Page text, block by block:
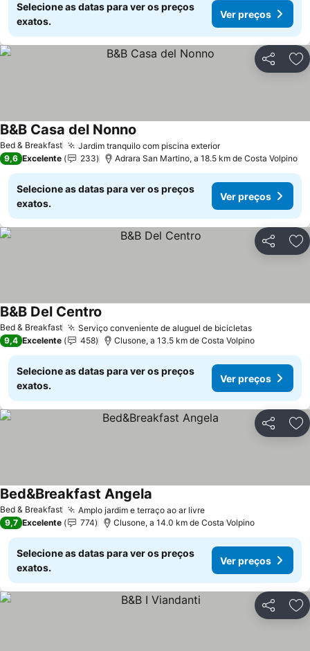
Selecione as datas para ver os preços
exatos.
Ver preços
Partilhar
Bed & Breakfast Jardim tranquilo com piscina exterior
B&B Casa del Nonno
9,6 Excelente 233 Adrara San Martino, a 18.5 km de Costa Volpino
Selecione as datas para ver os preços
exatos.
Ver preços
Partilhar
Bed & Breakfast Serviço conveniente de aluguel de bicicletas
B&B Del Centro
9,4 Excelente 458 Clusone, a 13.5 km de Costa Volpino
Selecione as datas para ver os preços
exatos.
Ver preços
Partilhar
Bed & Breakfast Amplo jardim e terraço ao ar livre
Bed&Breakfast Angela
9,7 Excelente 774 Clusone, a 14.0 km de Costa Volpino
Selecione as datas para ver os preços
exatos.
Ver preços
Partilhar